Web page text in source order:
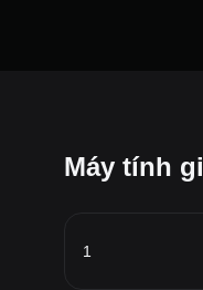
Máy tính